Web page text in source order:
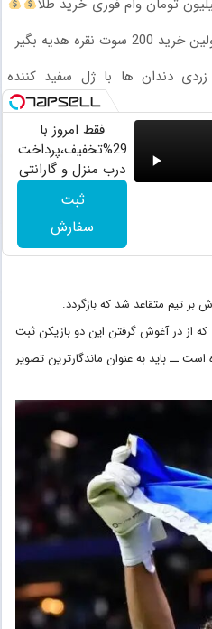
سوت نقره هدیه بگیر
دندان ها با ژل سفید کننده
فقط امروز با
29%تخفیف،پرداخت
درب منزل و گارانتی
وات بخر
ثبت
سفارش
بر تیم متقاعد شد که بازگردد.
از در آغوش گرفتن این دو بازیکن ثبت
ــ باید به عنوان ماندگارترین تصویر